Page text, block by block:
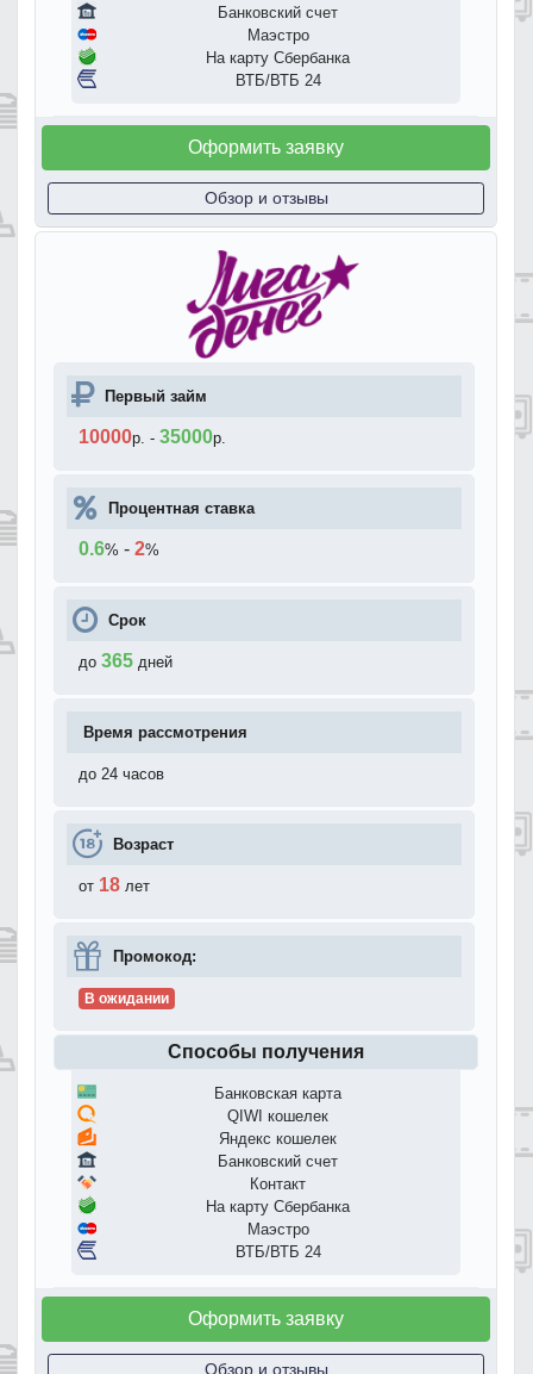
Банковский счет
Маэстро
На карту Сбербанка
ВТБ/ВТБ 24
Оформить заявку
Обзор и отзывы
Первый займ
10000р. - 35000р.
Процентная ставка
0.6% - 2%
Срок
до 365 дней
Время рассмотрения
до 24 часов
Возраст
от 18 лет
Промокод:
В ожидании
Способы получения
Банковская карта
QIWI кошелек
Яндекс кошелек
Банковский счет
Контакт
На карту Сбербанка
Маэстро
ВТБ/ВТБ 24
Оформить заявку
Обзор и отзывы